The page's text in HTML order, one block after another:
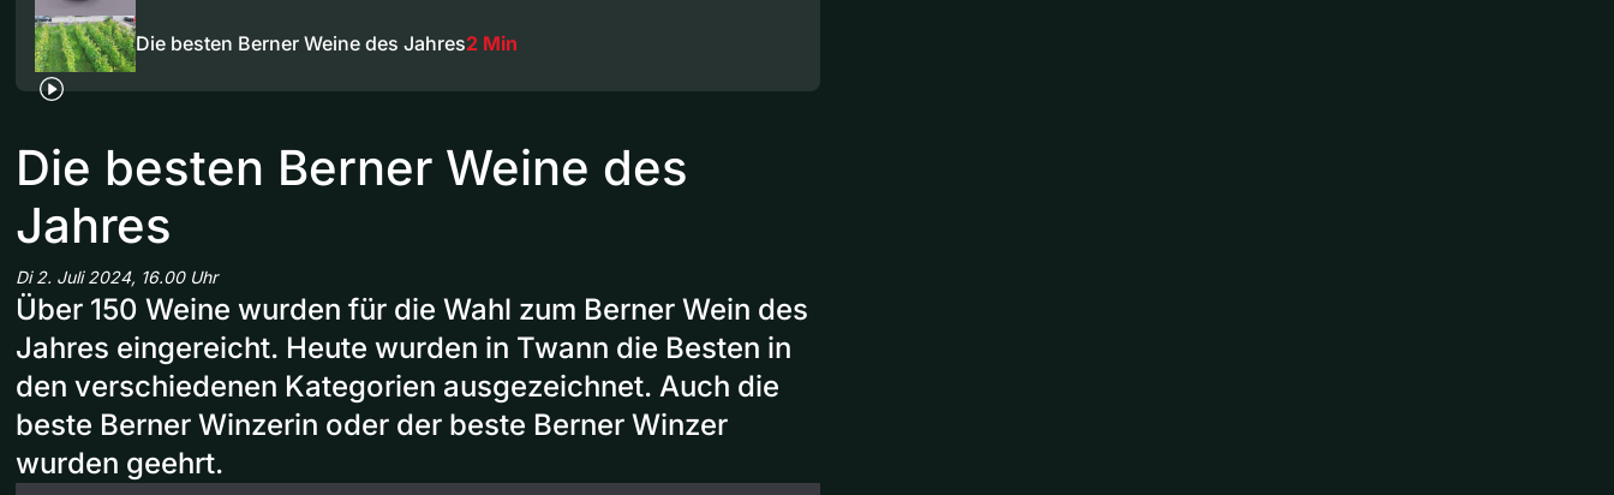
Die besten Berner Weine des Jahres2 Min
Die besten Berner Weine des
Jahres
Di 2. Juli 2024, 16.00 Uhr
Über 150 Weine wurden für die Wahl zum Berner Wein des
Jahres eingereicht. Heute wurden in Twann die Besten in
den verschiedenen Kategorien ausgezeichnet. Auch die
beste Berner Winzerin oder der beste Berner Winzer
wurden geehrt.